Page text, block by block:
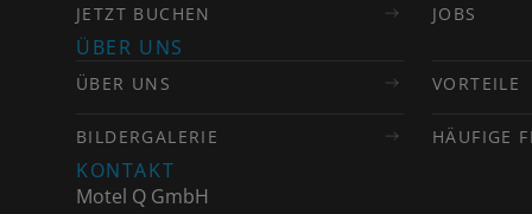
JETZT BUCHEN JOBS
ÜBER UNS
ÜBER UNS VORTEILE
BILDERGALERIE HÄUFIGE
KONTAKT
Motel Q GmbH